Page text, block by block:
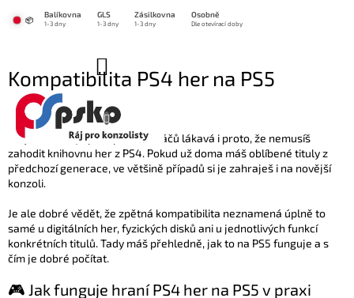
📦
Balíkovna GLS Zásilkovna Osobně
1-3 dny 1-3 dny 1-3 dny Dle otevírací doby
KOŠÍK
Kompatibilita PS4 her na PS5
23.2.2024
PlayStation 5 je pro spoustu hráčů lákavá i proto, že nemusíš
zahodit knihovnu her z PS4. Pokud už doma máš oblíbené tituly z
předchozí generace, ve většině případů si je zahraješ i na novější
konzoli.
Je ale dobré vědět, že zpětná kompatibilita neznamená úplně to
samé u digitálních her, fyzických disků ani u jednotlivých funkcí
konkrétních titulů. Tady máš přehledně, jak to na PS5 funguje a s
čím je dobré počítat.
🎮 Jak funguje hraní PS4 her na PS5 v praxi